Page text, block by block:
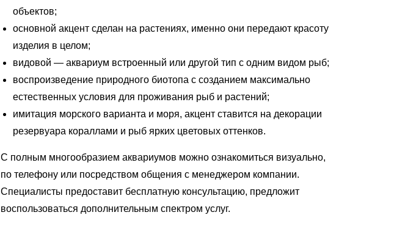
объектов;
основной акцент сделан на растениях, именно они передают красоту
изделия в целом;
видовой — аквариум встроенный или другой тип с одним видом рыб;
воспроизведение природного биотопа с созданием максимально
естественных условия для проживания рыб и растений;
имитация морского варианта и моря, акцент ставится на декорации
резервуара кораллами и рыб ярких цветовых оттенков.
С полным многообразием аквариумов можно ознакомиться визуально,
по телефону или посредством общения с менеджером компании.
Специалисты предоставит бесплатную консультацию, предложит
воспользоваться дополнительным спектром услуг.